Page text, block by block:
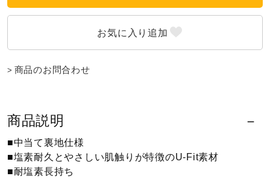
ライフスタイルグッズ
寝具／ミズノスリープ
商品のお問合わせ
商品説明
■中当て裏地仕様
■塩素耐久とやさしい肌触りが特徴のU-Fit素材
■耐塩素長持ち